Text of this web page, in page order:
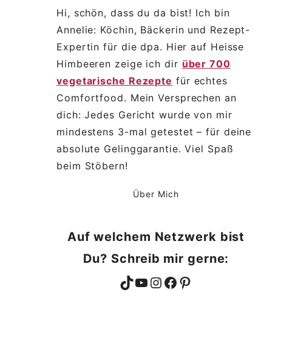
Hi, schön, dass du da bist! Ich bin
Annelie: Köchin, Bäckerin und Rezept-
Expertin für die dpa. Hier auf Heisse
Himbeeren zeige ich dir über 700
vegetarische Rezepte für echtes
Comfortfood. Mein Versprechen an
dich: Jedes Gericht wurde von mir
mindestens 3-mal getestet – für deine
absolute Gelinggarantie. Viel Spaß
beim Stöbern!
Über Mich
Auf welchem Netzwerk bist
Du? Schreib mir gerne:
TikTok
YouTube
Instagram
Facebook
Pinterest